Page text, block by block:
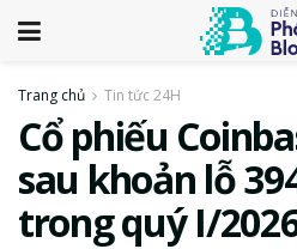
Trang chủ Tin tức 24H
Cổ phiếu
sau khoản lỗ
trong quý I/